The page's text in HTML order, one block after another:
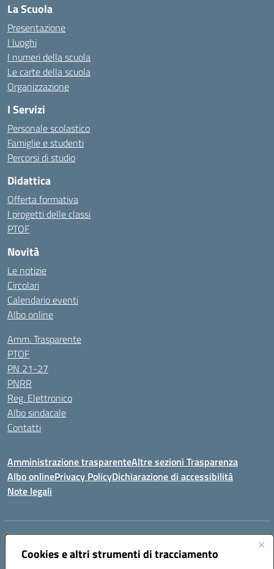
Cookies e altri strumenti di tracciamento
La Scuola
Presentazione
I luoghi
I numeri della scuola
Le carte della scuola
Organizzazione
I Servizi
Personale scolastico
Famiglie e studenti
Percorsi di studio
Didattica
Offerta formativa
I progetti delle classi
PTOF
Novità
Le notizie
Circolari
Calendario eventi
Albo online
Amm. Trasparente
PTOF
PN 21-27
PNRR
Reg. Elettronico
Albo sindacale
Contatti
Amministrazione trasparenteAltre sezioni Trasparenza
Albo onlinePrivacy PolicyDichiarazione di accessibilità
Note legali
Indirizzo:
Centralino:0923714186 Email:tpvc050004@istruzione.it